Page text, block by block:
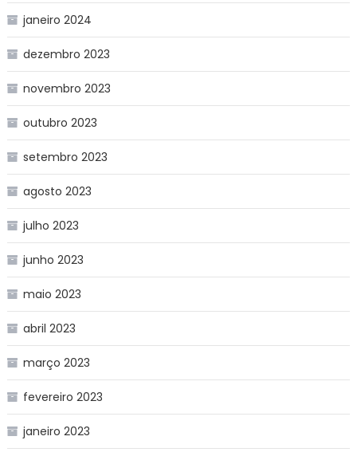
janeiro 2024
dezembro 2023
novembro 2023
outubro 2023
setembro 2023
agosto 2023
julho 2023
junho 2023
maio 2023
abril 2023
março 2023
fevereiro 2023
janeiro 2023